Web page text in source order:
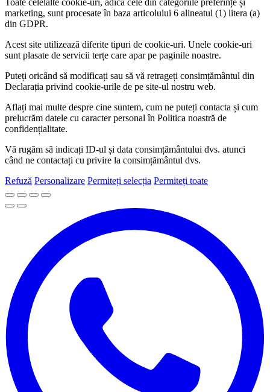
marketing, sunt procesate în baza articolului 6 alineatul (1) litera (a)
din GDPR.
Acest site utilizează diferite tipuri de cookie-uri. Unele cookie-uri
sunt plasate de servicii terțe care apar pe paginile noastre.
Puteți oricând să modificați sau să vă retrageți consimțământul din
Declarația privind cookie-urile de pe site-ul nostru web.
Aflați mai multe despre cine suntem, cum ne puteți contacta și cum
prelucrăm datele cu caracter personal în Politica noastră de
confidențialitate.
Vă rugăm să indicați ID-ul și data consimțământului dvs. atunci
când ne contactați cu privire la consimțământul dvs.
Refuză Personalizare Permiteți selecția Permiteți toate